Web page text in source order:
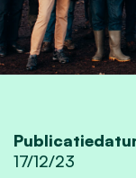
17/12/23